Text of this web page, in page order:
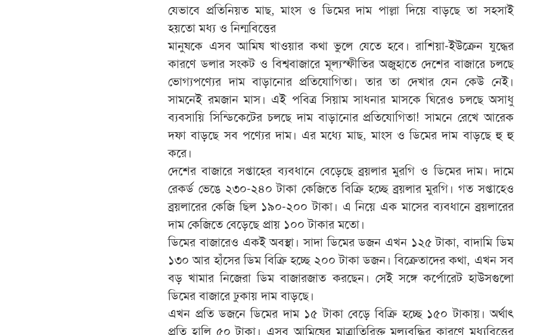
যেভাবে প্রতিনিয়ত মাছ, মাংস ও ডিমের দাম পাল্লা দিয়ে বাড়ছে তা সহসাই
হয়তো মধ্য ও নিন্মবিত্তের
মানুষকে এসব আমিষ খাওয়ার কথা ভুলে যেতে হবে। রাশিয়া-ইউক্রেন যুদ্ধের
কারণে ডলার সংকট ও বিশ্ববাজারে মূল্যস্ফীতির অজুহাতে দেশের বাজারে চলছে
ভোগ্যপণ্যের দাম বাড়ানোর প্রতিযোগিতা। তার তা দেখার যেন কেউ নেই।
সামনেই রমজান মাস। এই পবিত্র সিয়াম সাধনার মাসকে ঘিরেও চলছে অসাধু
ব্যবসায়ি সিন্ডিকেটের চলছে দাম বাড়ানোর প্রতিযোগিতা! সামনে রেখে আরেক
দফা বাড়ছে সব পণ্যের দাম। এর মধ্যে মাছ, মাংস ও ডিমের দাম বাড়ছে হু হু
করে।
দেশের বাজারে সপ্তাহের ব্যবধানে বেড়েছে ব্রয়লার মুরগি ও ডিমের দাম। দামে
রেকর্ড ভেঙে ২৩০-২৪০ টাকা কেজিতে বিক্রি হচ্ছে ব্রয়লার মুরগি। গত সপ্তাহেও
ব্রয়লারের কেজি ছিল ১৯০-২০০ টাকা। এ নিয়ে এক মাসের ব্যবধানে ব্রয়লারের
দাম কেজিতে বেড়েছে প্রায় ১০০ টাকার মতো।
ডিমের বাজারেও একই অবস্থা। সাদা ডিমের ডজন এখন ১২৫ টাকা, বাদামি ডিম
১৩০ আর হাঁসের ডিম বিক্রি হচ্ছে ২০০ টাকা ডজন। বিক্রেতাদের কথা, এখন সব
বড় খামার নিজেরা ডিম বাজারজাত করছেন। সেই সঙ্গে কর্পোরেট হাউসগুলো
ডিমের বাজারে ঢুকায় দাম বাড়ছে।
এখন প্রতি ডজনে ডিমের দাম ১৫ টাকা বেড়ে বিক্রি হচ্ছে ১৫০ টাকায়। অর্থাৎ
প্রতি হালি ৫০ টাকা। এসব আমিষের মাত্রাতিরিক্ত মূল্যবৃদ্ধির কারণে মধ্যবিত্তের